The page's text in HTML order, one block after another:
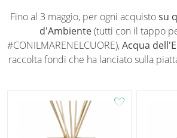
Fino al 3 maggio, per ogni acquistosu
d'Ambiente(tutti con il tappo
#CONILMARENELCUORE),Acqua
raccolta fondi che ha lanciato sulla
favorite